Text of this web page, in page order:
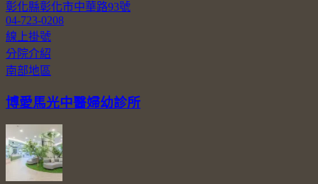
彰化縣彰化市中華路93號
04-723-0208
線上掛號
分院介紹
南部地區
博愛馬光中醫婦幼診所